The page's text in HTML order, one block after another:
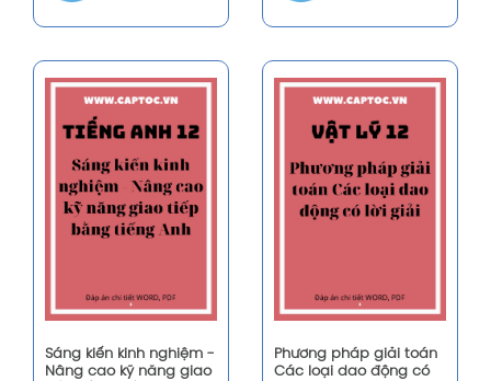
Sáng kiến kinh nghiệm -
Nâng cao kỹ năng giao
Phương pháp giải toán
Các loại dao động có